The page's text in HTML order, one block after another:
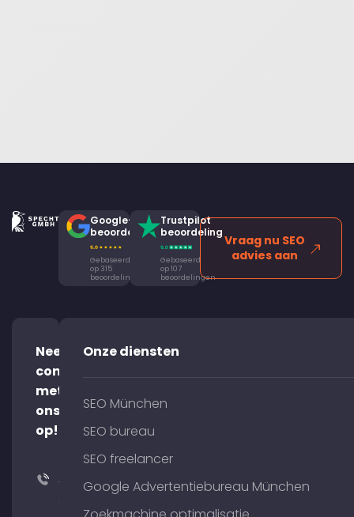
Google-
beoordeling
Gebaseerd
op 315
beoordelingen
Trustpilot
beoordeling
Gebaseerd
op 107
beoordelingen
Vraag nu SEO
advies aan
Neem
contact
met
ons
op!
+49
Onze diensten
SEO München
SEO bureau
SEO freelancer
Google Advertentiebureau München